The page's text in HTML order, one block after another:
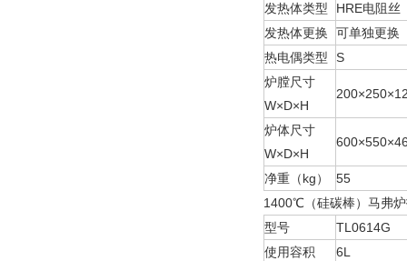
发热体类型
HRE电阻丝
发热体更换
可单独更换
热电偶类型
S
炉膛尺寸
W×D×H
炉体尺寸
W×D×H
净重（kg）
55
1400℃（硅碳棒）马弗
型号
TL0614G
使用容积
6L